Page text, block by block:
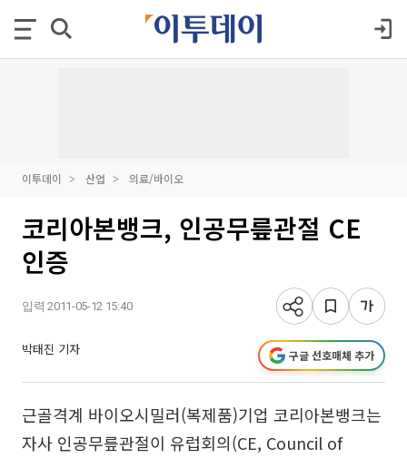
이투데이 산업 의료/바이오
코리아본뱅크, 인공무릎관절 CE
인증
입력 2011-05-12 15:40
박태진 기자 구글 선호매체 추가
근골격계 바이오시밀러(복제품)기업 코리아본뱅크는
자사 인공무릎관절이 유럽회의(CE, Council of